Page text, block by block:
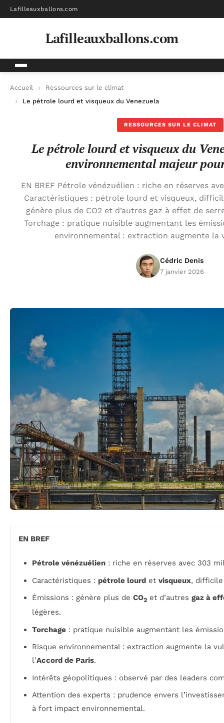
Lafilleauxballons.com
Lafilleauxballons.com
Accueil
Ressources sur le climat
Le pétrole lourd et visqueux du Venezuela : un enjeu
RESSOURCES SUR LE CLIMAT
Le pétrole lourd et visqueux du
environnemental majeur
EN BREF Pétrole vénézuélien : riche en réserves
Caractéristiques : pétrole lourd et visqueux,
génère plus de CO2 et d’autres gaz à effet de
Torchage : pratique nuisible augmentant les
environnemental : extraction augmente
Cédric Denis
7 janvier 2026
EN BREF
Pétrole vénézuélien : riche en réserves avec 303
Caractéristiques : pétrole lourd et visqueux,
Émissions : génère plus de CO2 et d’autres gaz à
légères.
Torchage : pratique nuisible augmentant les
Risque environnemental : extraction augmente la
l’Accord de Paris.
Intérêts géopolitiques : observé par des leaders
Attention des experts : prudence envers
à fort impact environnemental.